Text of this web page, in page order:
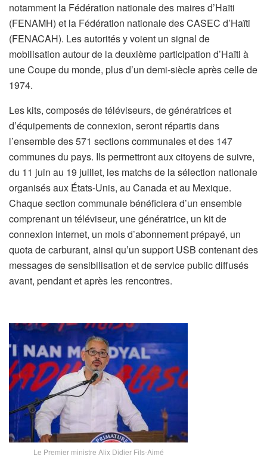
notamment la Fédération nationale des maires d’Haïti
(FENAMH) et la Fédération nationale des CASEC d’Haïti
(FENACAH). Les autorités y voient un signal de
mobilisation autour de la deuxième participation d’Haïti à
une Coupe du monde, plus d’un demi-siècle après celle de
1974.
Les kits, composés de téléviseurs, de génératrices et
d’équipements de connexion, seront répartis dans
l’ensemble des 571 sections communales et des 147
communes du pays. Ils permettront aux citoyens de suivre,
du 11 juin au 19 juillet, les matchs de la sélection nationale
organisés aux États-Unis, au Canada et au Mexique.
Chaque section communale bénéficiera d’un ensemble
comprenant un téléviseur, une génératrice, un kit de
connexion internet, un mois d’abonnement prépayé, un
quota de carburant, ainsi qu’un support USB contenant des
messages de sensibilisation et de service public diffusés
avant, pendant et après les rencontres.
Le Premier ministre Alix Didier Fils-Aimé